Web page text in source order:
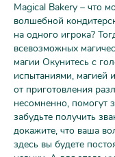
Magical Bakery – что
волшебной
на одного игрока?
всевозможных
магии Окунитесь с
испытаниями, магией
от приготовления
несомненно, помогут
забудьте получить
докажите, что ваша
здесь вы будете